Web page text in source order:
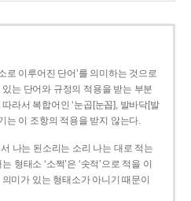
로 이루어진 단어’를 의미하는 것으로
는 단어와 규정의 적용을 받는 부분
라서 복합어인 ‘눈곱[눈꼽], 발바닥[발
는 이 조항의 적용을 받지 않는다.
나는 된소리는 소리 나는 대로 적는
형태소 ‘소쩍’은 ‘솟적’으로 적을 이
의미가 있는 형태소가 아니기 때문이